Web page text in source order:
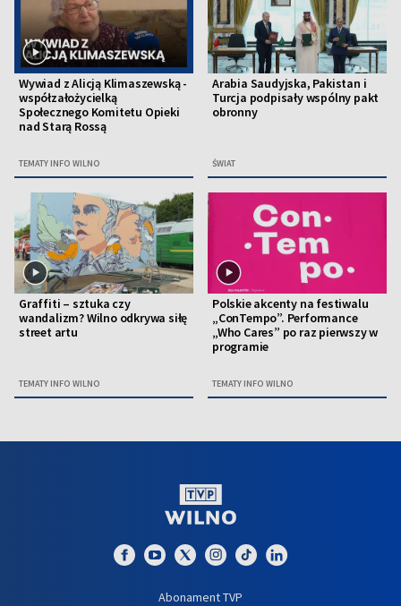
Wywiad z Alicją Klimaszewską -
współzałożycielką
Społecznego Komitetu Opieki
nad Starą Rossą
TEMATY INFO WILNO
Arabia Saudyjska, Pakistan i
Turcja podpisały wspólny pakt
obronny
ŚWIAT
Graffiti – sztuka czy
wandalizm? Wilno odkrywa siłę
street artu
TEMATY INFO WILNO
Polskie akcenty na festiwalu
„ConTempo”. Performance
„Who Cares” po raz pierwszy w
programie
TEMATY INFO WILNO
Abonament TVP